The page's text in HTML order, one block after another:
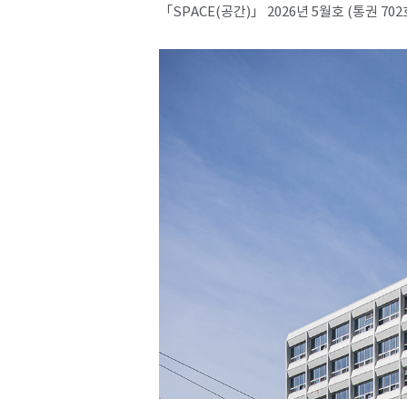
「SPACE(공간)」 2026년 5월호 (통권